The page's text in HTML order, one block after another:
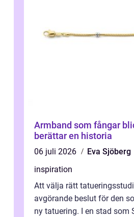
Armband som fångar
berättar en historia
06 juli 2026
Eva Sjöberg
inspiration
Att välja rätt
avgörande beslut för den
ny tatuering. I en stad som